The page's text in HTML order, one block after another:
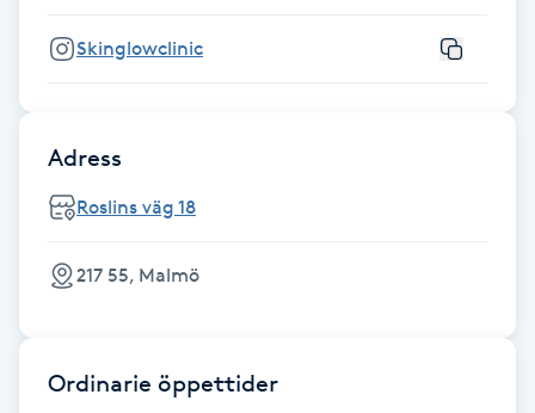
Frekvensterapi
Friskvård
Friskvårdsmassage
Frisör
Funktionsanalys
Färgning
Skinglowclinic
Adress
Roslins väg 18
217 55, Malmö
Ordinarie öppettider